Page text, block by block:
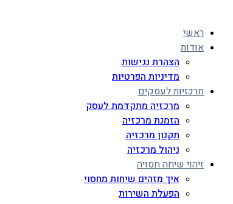
ראשי
אודות
הצהרת נגישות
מדיניות הפרטיות
מרכזיות לעסקים
מרכזיה מתקדמת לעסק
הזמנת מרכזיה
תקנון מרכזיה
ניהול מרכזיה
זיהוי שיחה חסויה
איך מזהים שיחות מחסוי
הפעלת השירות